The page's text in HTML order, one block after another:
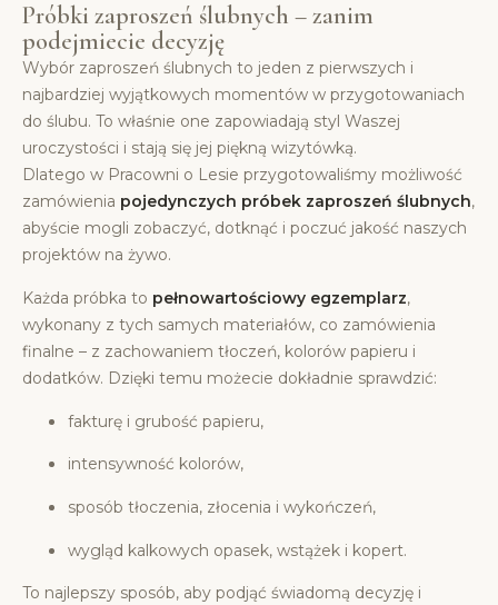
Próbki zaproszeń ślubnych – zanim
podejmiecie decyzję
Wybór zaproszeń ślubnych to jeden z pierwszych i
najbardziej wyjątkowych momentów w przygotowaniach
do ślubu. To właśnie one zapowiadają styl Waszej
uroczystości i stają się jej piękną wizytówką.
Dlatego w Pracowni o Lesie przygotowaliśmy możliwość
zamówienia pojedynczych próbek zaproszeń ślubnych,
abyście mogli zobaczyć, dotknąć i poczuć jakość naszych
projektów na żywo.
Każda próbka to pełnowartościowy egzemplarz,
wykonany z tych samych materiałów, co zamówienia
finalne – z zachowaniem tłoczeń, kolorów papieru i
dodatków. Dzięki temu możecie dokładnie sprawdzić:
fakturę i grubość papieru,
intensywność kolorów,
sposób tłoczenia, złocenia i wykończeń,
wygląd kalkowych opasek, wstążek i kopert.
To najlepszy sposób, aby podjąć świadomą decyzję i